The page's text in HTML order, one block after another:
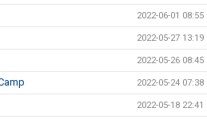
2022-06-01 08:55
2022-05-27 13:19
2022-05-26 08:45
2022-05-24 07:38
2022-05-18 22:41